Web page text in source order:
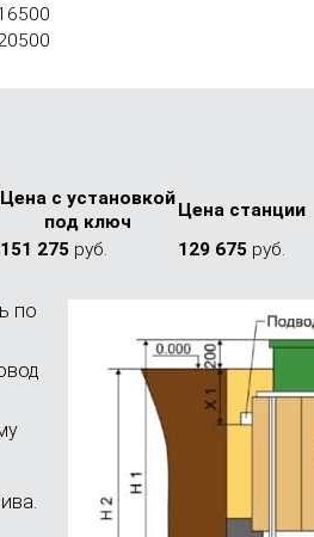
Цена с устано­вкой
под ключ
Цена стан­ции
151 275 руб. 129 675 руб.
по